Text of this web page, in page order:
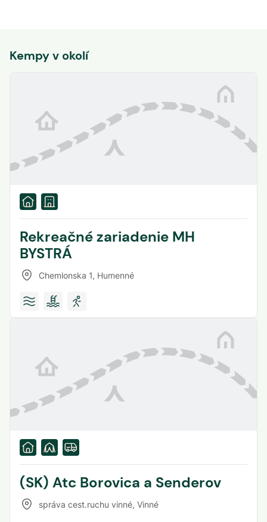
Kempy v okolí
Rekreačné zariadenie MH
BYSTRÁ
Chemlonska 1, Humenné
(SK) Atc Borovica a Senderov
správa cest.ruchu vinné, Vinné